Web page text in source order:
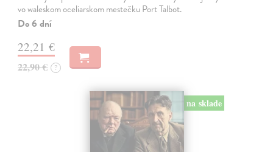
vo waleskom oceliarskom mestečku Port Talbot.
Do 6 dní
22,21 €
22,90 € ?
na sklade